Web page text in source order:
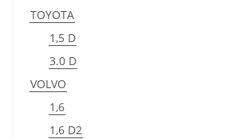
TOYOTA
1,5 D
3.0 D
VOLVO
1,6
1,6 D2